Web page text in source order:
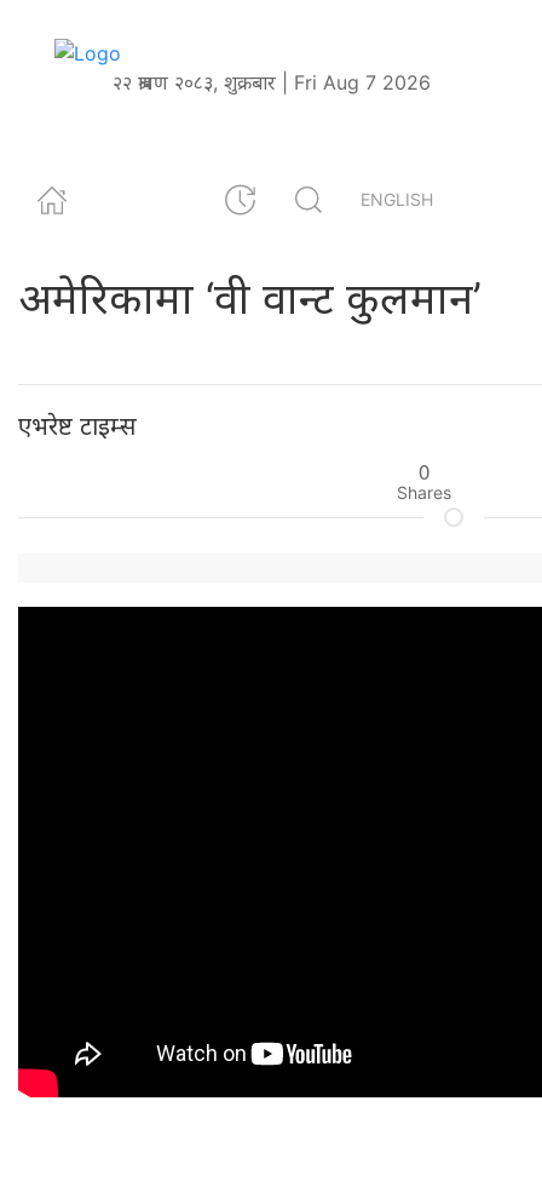
२२ श्रावण २०८३, शुक्रबार | Fri Aug 7 2026
ENGLISH
अमेरिकामा ‘वी वान्ट कुलमान’
एभरेष्ट टाइम्स
0
Shares